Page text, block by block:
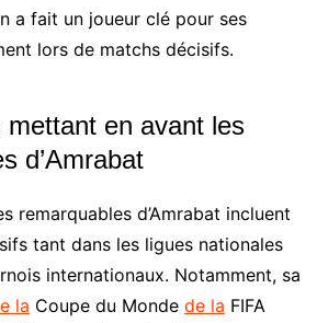
a fait un joueur clé pour ses
lors de matchs décisifs.
mettant en avant les
d’Amrabat
remarquables d’Amrabat incluent
tant dans les ligues nationales
internationaux. Notamment, sa
la Coupe du Monde de la FIFA